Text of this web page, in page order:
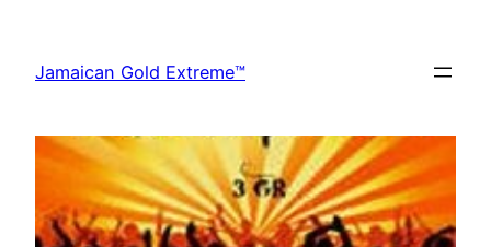
springen
Jamaican Gold Extreme™